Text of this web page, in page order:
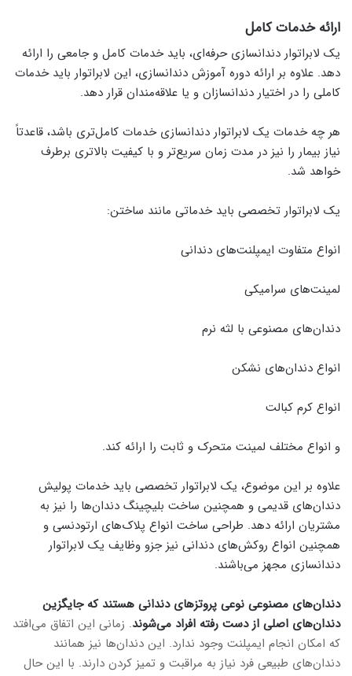
ارائه خدمات کامل
یک لابراتوار دندانسازی حرفه‌ای، باید خدمات کامل و جامعی را ارائه
دهد. علاوه ‌بر ارائه دوره آموزش دندانسازی، این لابراتوار باید خدمات
کاملی را در اختیار دندانسازان و یا علاقه‌مندان قرار دهد.
هر چه خدمات یک لابراتوار دندانسازی خدمات کامل‌تری باشد، قاعدتاً
نیاز بیمار را نیز در مدت ‌زمان سریع‌تر و با کیفیت بالاتری برطرف
خواهد شد.
یک لابراتوار تخصصی باید خدماتی مانند ساختن:
انواع متفاوت ایمپلنت‌های دندانی
لمینت‌های سرامیکی
دندان‌های مصنوعی با لثه نرم
انواع دندان‌‌های نشکن
انواع کرم کبالت
و انواع مختلف لمینت متحرک و ثابت را ارائه کند.
علاوه‌ بر این موضوع، یک لابراتوار تخصصی باید خدمات پولیش
دندان‌های قدیمی و همچنین ساخت بلیچینگ دندان‌ها را نیز به
مشتریان ارائه دهد. طراحی ساخت انواع پلاک‌های ارتودنسی و
همچنین انواع روکش‌های دندانی نیز جزو وظایف یک لابراتوار
دندانسازی مجهز می‌باشند.
دندان‌های مصنوعی نوعی پروتزهای دندانی هستند که جایگزین
دندان‌های اصلی از دست رفته افراد می‌شوند. زمانی این اتفاق می‌افتد
که امکان انجام ایمپلنت وجود ندارد. این دندان‌ها نیز همانند
دندان‌های طبیعی فرد نیاز به مراقبت و تمیز کردن دارند. با این حال